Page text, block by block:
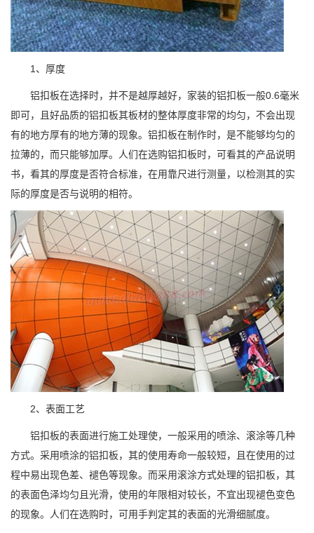
1、厚度
铝扣板在选择时，并不是越厚越好，家装的铝扣板一般0.6毫米
即可，且好品质的铝扣板其板材的整体厚度非常的均匀，不会出现
有的地方厚有的地方薄的现象。铝扣板在制作时，是不能够均匀的
拉薄的，而只能够加厚。人们在选购铝扣板时，可看其的产品说明
书，看其的厚度是否符合标准，在用靠尺进行测量，以检测其的实
际的厚度是否与说明的相符。
2、表面工艺
铝扣板的表面进行施工处理使，一般采用的喷涂、滚涂等几种
方式。采用喷涂的铝扣板，其的使用寿命一般较短，且在使用的过
程中易出现色差、褪色等现象。而采用滚涂方式处理的铝扣板，其
的表面色泽均匀且光滑，使用的年限相对较长，不宜出现褪色变色
的现象。人们在选购时，可用手判定其的表面的光滑细腻度。